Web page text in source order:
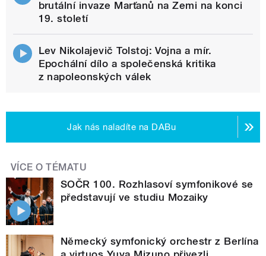
brutální invaze Marťanů na Zemi na konci
19. století
Lev Nikolajevič Tolstoj: Vojna a mír.
Epochální dílo a společenská kritika
z napoleonských válek
Jak nás naladíte na DABu
VÍCE O TÉMATU
SOČR 100. Rozhlasoví symfonikové se
představují ve studiu Mozaiky
Německý symfonický orchestr z Berlína